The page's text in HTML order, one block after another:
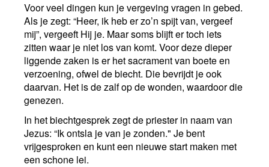
Voor veel dingen kun je vergeving vragen in gebed.
Als je zegt: “Heer, ik heb er zo’n spijt van, vergeef
mij”, vergeeft Hij je. Maar soms blijft er toch iets
zitten waar je niet los van komt. Voor deze dieper
liggende zaken is er het sacrament van boete en
verzoening, ofwel de biecht. Die bevrijdt je ook
daarvan. Het is de zalf op de wonden, waardoor die
genezen.
In het biechtgesprek zegt de priester in naam van
Jezus: “Ik ontsla je van je zonden." Je bent
vrijgesproken en kunt een nieuwe start maken met
een schone lei.